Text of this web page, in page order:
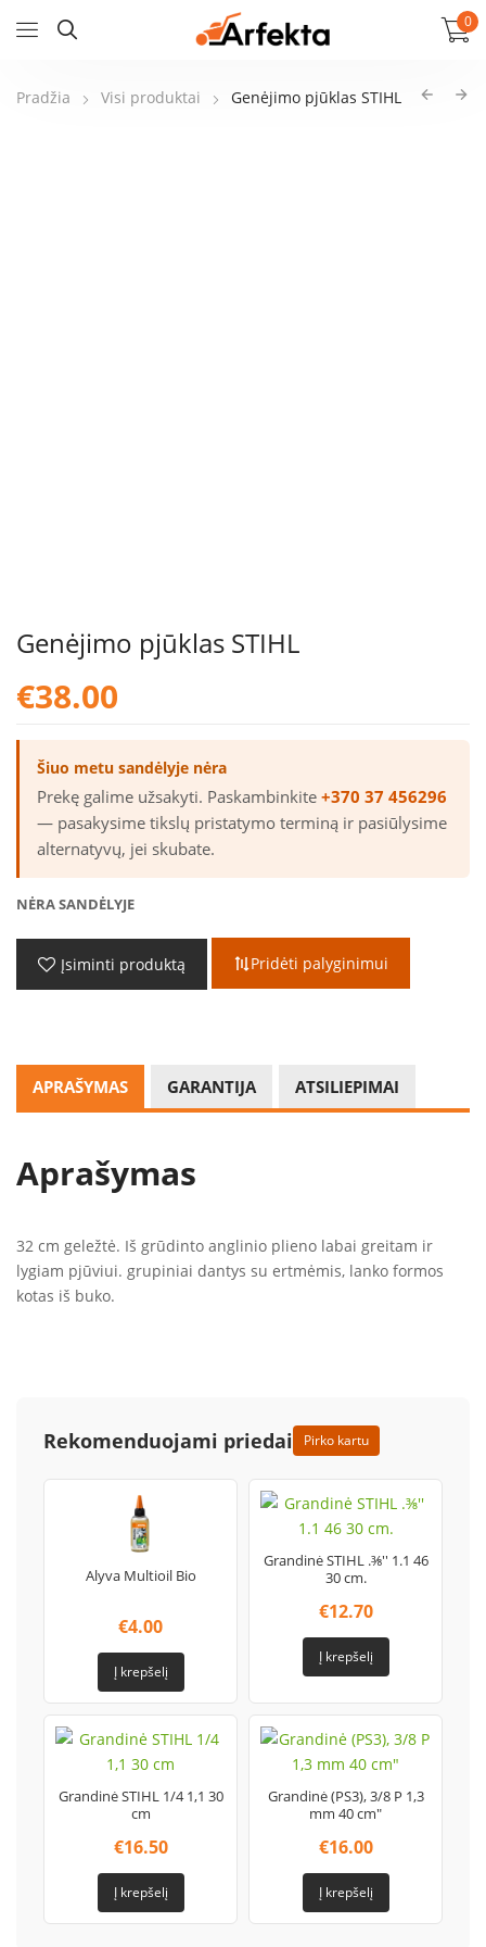
0
Pradžia Visi produktai Genėjimo pjūklas STIHL
Genėjimo pjūklas STIHL
€38.00
Šiuo metu sandėlyje nėra
Prekę galime užsakyti. Paskambinkite +370 37 456296
— pasakysime tikslų pristatymo terminą ir pasiūlysime
alternatyvų, jei skubate.
NĖRA SANDĖLYJE
Įsiminti produktą Pridėti palyginimui
APRAŠYMAS GARANTIJA ATSILIEPIMAI
Aprašymas
32 cm geležtė. Iš grūdinto anglinio plieno labai greitam ir
lygiam pjūviui. grupiniai dantys su ertmėmis, lanko formos
kotas iš buko.
Rekomenduojami priedai Pirko kartu
Alyva Multioil Bio
€4.00
Į krepšelį
Grandinė STIHL .⅜'' 1.1 46
30 cm.
€12.70
Į krepšelį
Grandinė STIHL 1/4 1,1 30
cm
€16.50
Į krepšelį
Grandinė (PS3), 3/8 P 1,3
mm 40 cm"
€16.00
Į krepšelį